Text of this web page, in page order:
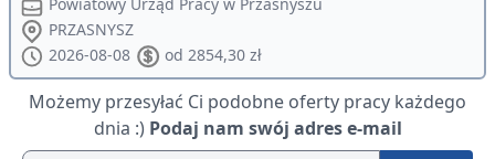
PRZASNYSZ
2026-08-08
od 2854,30 zł
Możemy przesyłać Ci podobne oferty pracy każdego
dnia :) Podaj nam swój adres e-mail